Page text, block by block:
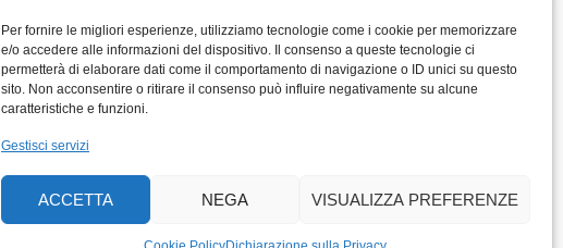
Per fornire le migliori esperienze, utilizziamo tecnologie come i cookie per memorizzare
e/o accedere alle informazioni del dispositivo. Il consenso a queste tecnologie ci
permetterà di elaborare dati come il comportamento di navigazione o ID unici su questo
sito. Non acconsentire o ritirare il consenso può influire negativamente su alcune
caratteristiche e funzioni.
Gestisci servizi
ACCETTA NEGA VISUALIZZA PREFERENZE
MIGROS TICINO
PERCENTO CULTURALE
MIGROS TICINO